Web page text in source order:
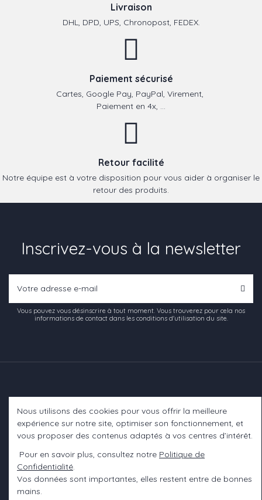
Livraison
DHL, DPD, UPS, Chronopost, FEDEX.
Paiement sécurisé
Cartes, Google Pay, PayPal, Virement,
Paiement en 4x, ...
Retour facilité
Notre équipe est à votre disposition pour vous aider à organiser le
retour des produits.
Inscrivez-vous à la newsletter
Vous pouvez vous désinscrire à tout moment. Vous trouverez pour cela nos
informations de contact dans les conditions d'utilisation du site.
Informations
Contact us
Nous utilisons des cookies pour vous offrir la meilleure
expérience sur notre site, optimiser son fonctionnement, et
vous proposer des contenus adaptés à vos centres d’intérêt.
Pour en savoir plus, consultez notre Politique de
Confidentialité.
Vos données sont importantes, elles restent entre de bonnes
mains.